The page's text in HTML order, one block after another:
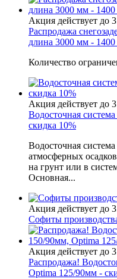
Акция действует до
Распродажа
длина 3000 мм - 1400
Количество
Акция действует до
Водосточная
скидка 10%
Водосточная
атмосферных
на грунт или в
Основная...
Акция действует до
Софиты
Акция действует до
Распродажа!
Optima 125/90мм -